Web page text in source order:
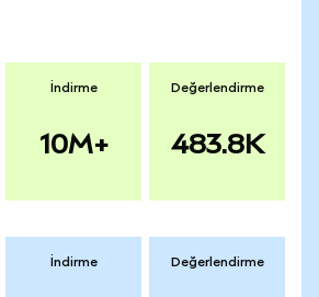
İndirme
10M+
Değerlendirme
483.8K
İndirme Değerlendirme